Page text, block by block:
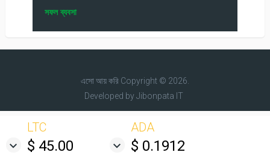
সফল ব্যবসা
এসো আয় করিCopyright © 2026.
Developed byJibonpata IT
LTC
$ 45.00
ADA
$ 0.1912